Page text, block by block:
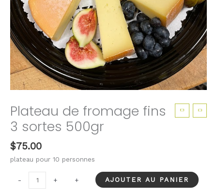
Plateau de fromage fins
3 sortes 500gr
$75.00
plateau pour 10 personnes
-
- + + AJOUTER AU PANIER